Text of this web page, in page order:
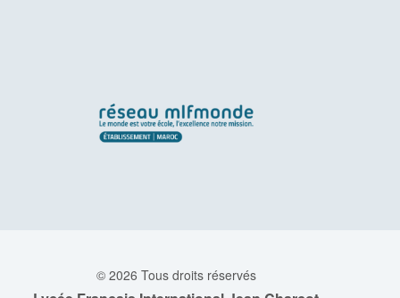
© 2026 Tous droits réservés